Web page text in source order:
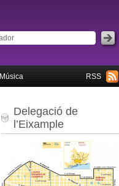
RSS
Música
Delegació de
l’Eixample